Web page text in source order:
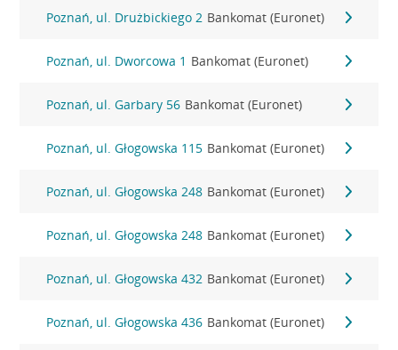
Poznań, ul. Drużbickiego 2 Bankomat (Euronet)
Poznań, ul. Dworcowa 1 Bankomat (Euronet)
Poznań, ul. Garbary 56 Bankomat (Euronet)
Poznań, ul. Głogowska 115 Bankomat (Euronet)
Poznań, ul. Głogowska 248 Bankomat (Euronet)
Poznań, ul. Głogowska 248 Bankomat (Euronet)
Poznań, ul. Głogowska 432 Bankomat (Euronet)
Poznań, ul. Głogowska 436 Bankomat (Euronet)